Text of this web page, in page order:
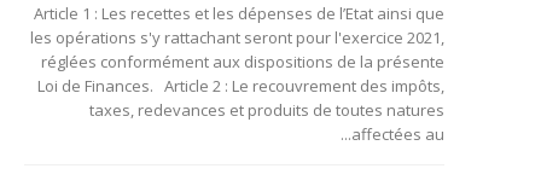
Article 1 : Les recettes et les dépenses de l’Etat ainsi que
les opérations s'y rattachant seront pour l'exercice 2021,
réglées conformément aux dispositions de la présente
Loi de Finances. Article 2 : Le recouvrement des impôts,
taxes, redevances et produits de toutes natures
affectées au...